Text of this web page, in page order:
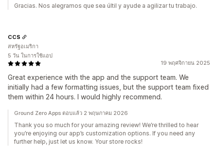
Gracias. Nos alegramos que sea últil y ayude a agilizar tu trabajo.
19 พฤศจิกายน 2025
Great experience with the app and the support team. We
initially had a few formatting issues, but the support team fixed
them within 24 hours. I would highly recommend.
CCS
สหรัฐอเมริกา
5 วัน ในการใช้แอป
Ground Zero Apps ตอบแล้ว 2 พฤษภาคม 2026
Thank you so much for your amazing review! We’re thrilled to hear
you’re enjoying our app’s customization options. If you need any
further help, just let us know. Your store rocks!